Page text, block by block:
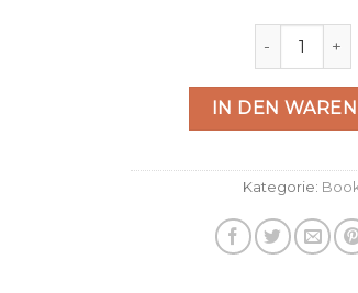
Weekend
IN DEN
Kategorie: